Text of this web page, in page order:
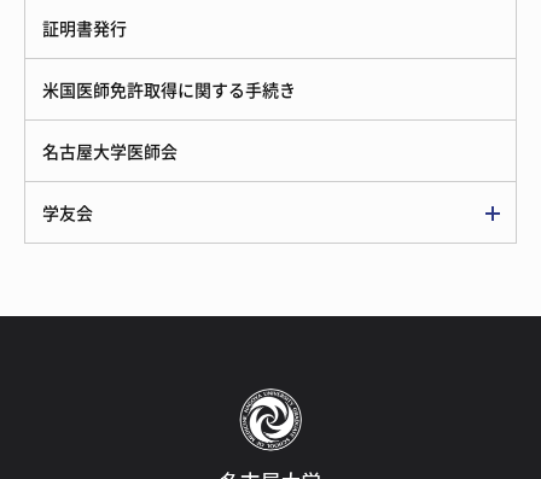
証明書発行
米国医師免許取得に関する手続き
名古屋大学医師会
学友会